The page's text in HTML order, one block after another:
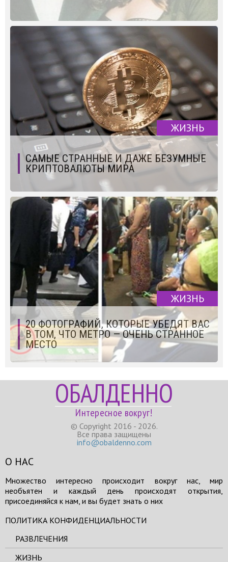
ЖИЗНЬ
САМЫЕ СТРАННЫЕ И ДАЖЕ БЕЗУМНЫЕ
КРИПТОВАЛЮТЫ МИРА
ЖИЗНЬ
20 ФОТОГРАФИЙ, КОТОРЫЕ УБЕДЯТ ВАС
В ТОМ, ЧТО МЕТРО — ОЧЕНЬ СТРАННОЕ
МЕСТО
ОБАЛДЕННО
Интересное вокруг!
© Copyright 2016 - 2026.
Все права защищены
info@obaldenno.com
О НАС
Множество интересно происходит вокруг нас, мир
необъятен и каждый день происходят открытия,
присоединяйся к нам, и вы будет знать о них
ПОЛИТИКА КОНФИДЕНЦИАЛЬНОСТИ
РАЗВЛЕЧЕНИЯ
ЖИЗНЬ